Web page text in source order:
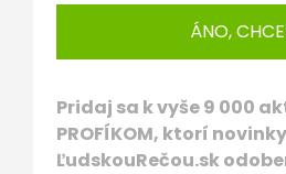
ÁNO,
Pridaj sa k vyše 9 000
PROFÍKOM, ktorí
ĽudskouRečou.sk